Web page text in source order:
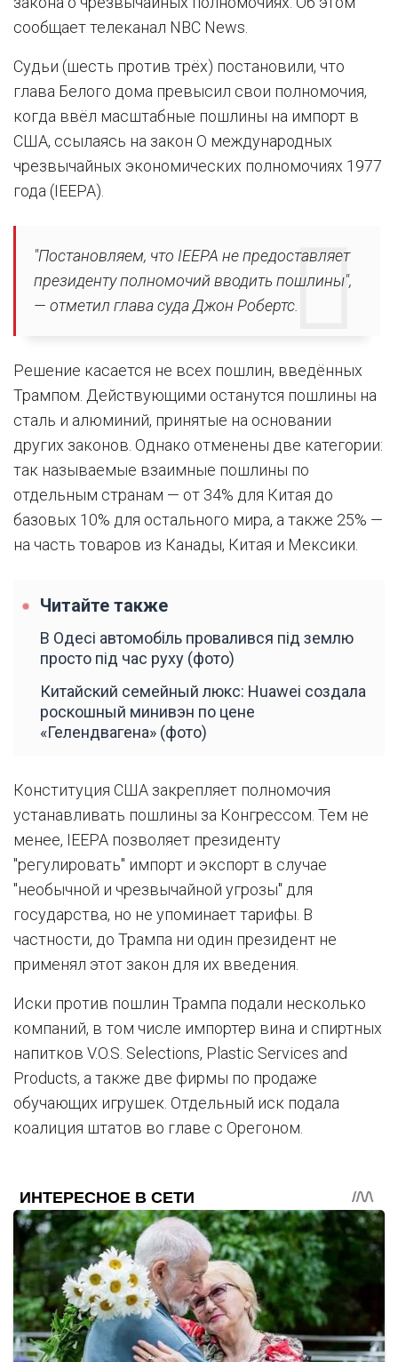
сообщает телеканал NBC News.
Судьи (шесть против трёх) постановили, что
глава Белого дома превысил свои полномочия,
когда ввёл масштабные пошлины на импорт в
США, ссылаясь на закон О международных
чрезвычайных экономических полномочиях 1977
года (IEEPA).
"Постановляем, что IEEPA не предоставляет
президенту полномочий вводить пошлины",
— отметил глава суда Джон Робертс.
Решение касается не всех пошлин, введённых
Трампом. Действующими останутся пошлины на
сталь и алюминий, принятые на основании
других законов. Однако отменены две категории:
так называемые взаимные пошлины по
отдельным странам — от 34% для Китая до
базовых 10% для остального мира, а также 25% —
на часть товаров из Канады, Китая и Мексики.
Читайте также
В Одесі автомобіль провалився під землю
просто під час руху (фото)
Китайский семейный люкс: Huawei создала
роскошный минивэн по цене
«Гелендвагена» (фото)
Конституция США закрепляет полномочия
устанавливать пошлины за Конгрессом. Тем не
менее, IEEPA позволяет президенту
"регулировать" импорт и экспорт в случае
"необычной и чрезвычайной угрозы" для
государства, но не упоминает тарифы. В
частности, до Трампа ни один президент не
применял этот закон для их введения.
Иски против пошлин Трампа подали несколько
компаний, в том числе импортер вина и спиртных
напитков V.O.S. Selections, Plastic Services and
Products, а также две фирмы по продаже
обучающих игрушек. Отдельный иск подала
коалиция штатов во главе с Орегоном.